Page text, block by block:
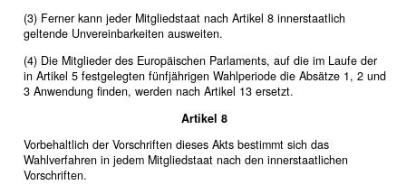
(3) Ferner kann jeder Mitgliedstaat nach Artikel 8 innerstaatlich
geltende Unvereinbarkeiten ausweiten.
(4) Die Mitglieder des Europäischen Parlaments, auf die im Laufe der
in Artikel 5 festgelegten fünfjährigen Wahlperiode die Absätze 1, 2 und
3 Anwendung finden, werden nach Artikel 13 ersetzt.
Artikel 8
Vorbehaltlich der Vorschriften dieses Akts bestimmt sich das
Wahlverfahren in jedem Mitgliedstaat nach den innerstaatlichen
Vorschriften.